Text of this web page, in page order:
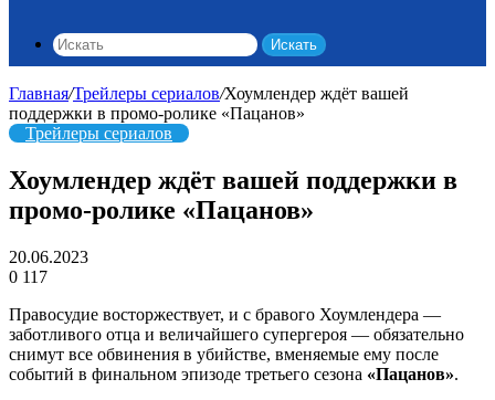
Искать
Главная/Трейлеры сериалов/Хоумлендер ждёт вашей
поддержки в промо-ролике «Пацанов»
Трейлеры сериалов
Хоумлендер ждёт вашей поддержки в
промо-ролике «Пацанов»
20.06.2023
0 117
Правосудие восторжествует, и с бравого Хоумлендера —
заботливого отца и величайшего супергероя — обязательно
снимут все обвинения в убийстве, вменяемые ему после
событий в финальном эпизоде третьего сезона «Пацанов».